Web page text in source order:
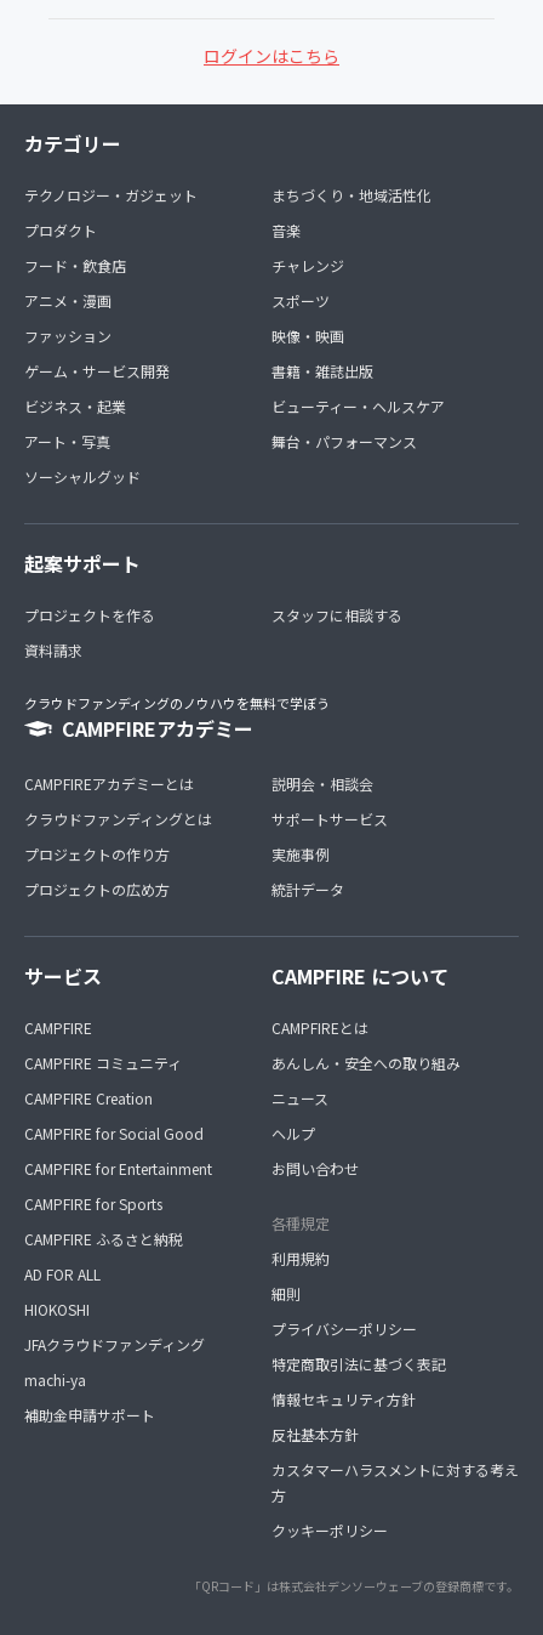
ログインはこちら
カテゴリー
テクノロジー・ガジェット
プロダクト
フード・飲食店
アニメ・漫画
ファッション
ゲーム・サービス開発
ビジネス・起業
アート・写真
ソーシャルグッド
まちづくり・地域活性化
音楽
チャレンジ
スポーツ
映像・映画
書籍・雑誌出版
ビューティー・ヘルスケア
舞台・パフォーマンス
起案サポート
プロジェクトを作る
資料請求
スタッフに相談する
クラウドファンディングのノウハウを無料で学ぼう
CAMPFIREアカデミー
CAMPFIREアカデミーとは
クラウドファンディングとは
プロジェクトの作り方
プロジェクトの広め方
説明会・相談会
サポートサービス
実施事例
統計データ
サービス
CAMPFIRE
CAMPFIRE コミュニティ
CAMPFIRE Creation
CAMPFIRE for Social Good
CAMPFIRE for Entertainment
CAMPFIRE for Sports
CAMPFIRE ふるさと納税
AD FOR ALL
HIOKOSHI
JFAクラウドファンディング
machi-ya
補助金申請サポート
CAMPFIRE について
CAMPFIREとは
あんしん・安全への取り組み
ニュース
ヘルプ
お問い合わせ
各種規定
利用規約
細則
プライバシーポリシー
特定商取引法に基づく表記
情報セキュリティ方針
反社基本方針
カスタマーハラスメントに対する考え
方
クッキーポリシー
「QRコード」は株式会社デンソーウェーブの登録商標です。